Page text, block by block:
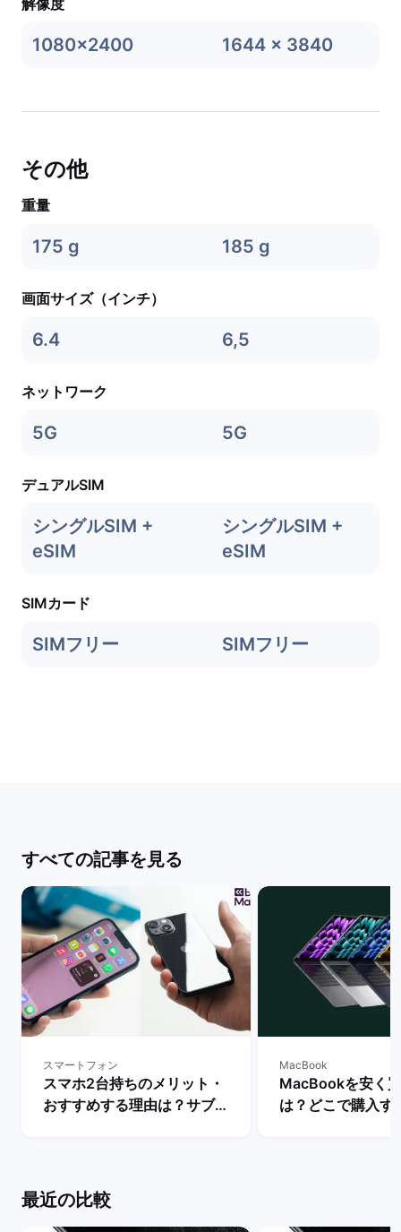
解像度
1080x2400 1644 x 3840
その他
重量
175 g 185 g
画面サイズ（インチ）
6.4 6,5
ネットワーク
5G 5G
デュアルSIM
シングルSIM +
eSIM
シングルSIM +
eSIM
SIMカード
SIMフリー SIMフリー
すべての記事を見る
スマートフォン
スマホ2台持ちのメリット・
おすすめする理由は？サブス
MacBook
MacBookを安く
は？どこで購入す
最近の比較